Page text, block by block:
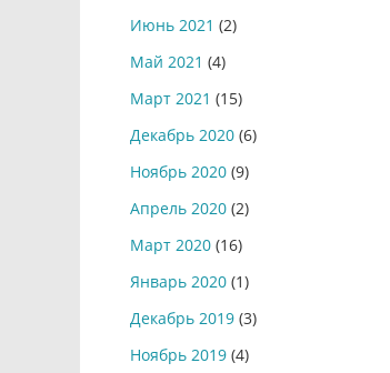
Июнь 2021 (2)
Май 2021 (4)
Март 2021 (15)
Декабрь 2020 (6)
Ноябрь 2020 (9)
Апрель 2020 (2)
Март 2020 (16)
Январь 2020 (1)
Декабрь 2019 (3)
Ноябрь 2019 (4)